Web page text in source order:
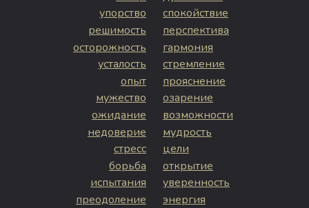
упорство
решимость
осторожность
усталость
опыт
мужество
ожидание
недоверие
стресс
борьба
испытания
преодоление
спокойствие
перспектива
гармония
стремление
прояснение
озарение
возможности
мудрость
цели
открытие
уверенность
энергия